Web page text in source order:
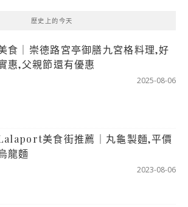
歷史上的今天
食｜崇德路宮亭御膳九宮格料理,好
惠,父親節還有優惠
2025-08-06
美食街推薦｜丸龜製麵,平價
龍麵
2023-08-06